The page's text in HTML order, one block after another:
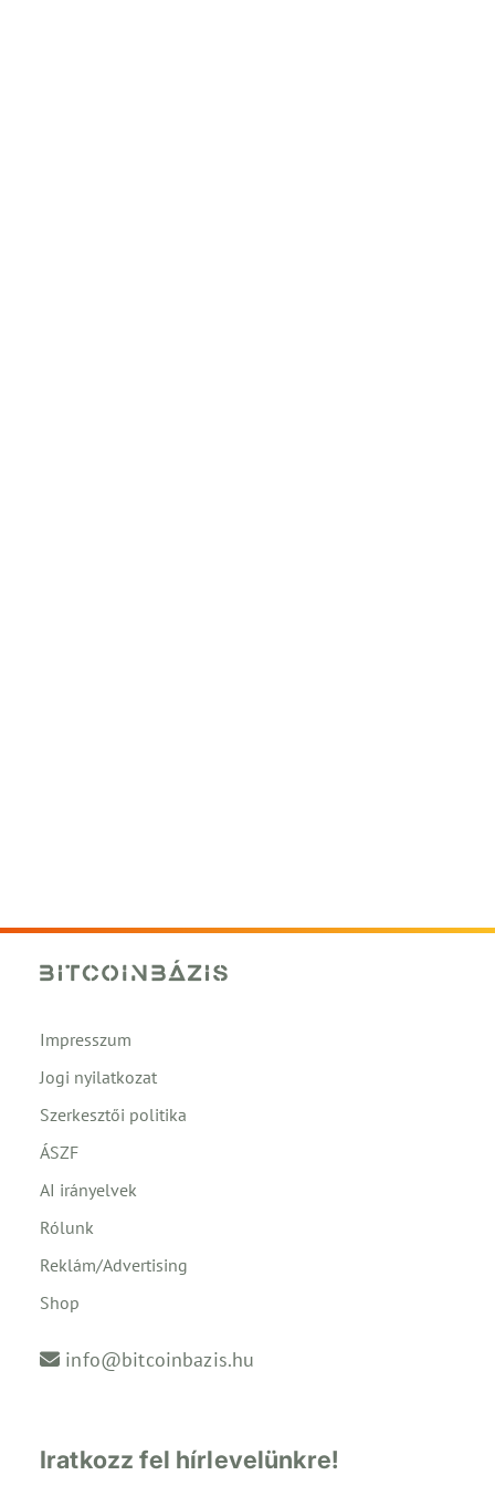
Impresszum
Jogi nyilatkozat
Szerkesztői politika
ÁSZF
AI irányelvek
Rólunk
Reklám/Advertising
Shop
info@bitcoinbazis.hu
Iratkozz fel hírlevelünkre!